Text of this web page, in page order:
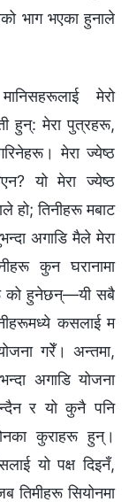
भाग भएका हुनाले
मेरो
हुन्: मेरा पुत्रहरू,
मेरा ज्येष्ठ
यो मेरा ज्येष्ठ
हो; तिनीहरू मबाट
अगाडि मैले मेरा
कुन घरानामा
को हुनेछन्—यी सबै
कसलाई म
गरेँ। अन्तमा,
अगाडि योजना
र यो कुनै पनि
कुराहरू हुन्।
यो पक्ष दिइनँ,
तिमीहरू सियोनमा